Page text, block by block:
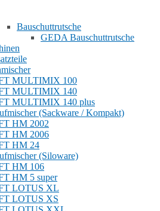
Bauschuttrutsche
GEDA Bauschuttrutsche
MULTIMIX 100
MULTIMIX 140
MULTIMIX 140 plus
(Sackware / Kompakt)
HM 2002
HM 2006
HM 24
(Siloware)
HM 106
HM 5 super
LOTUS XL
LOTUS XS